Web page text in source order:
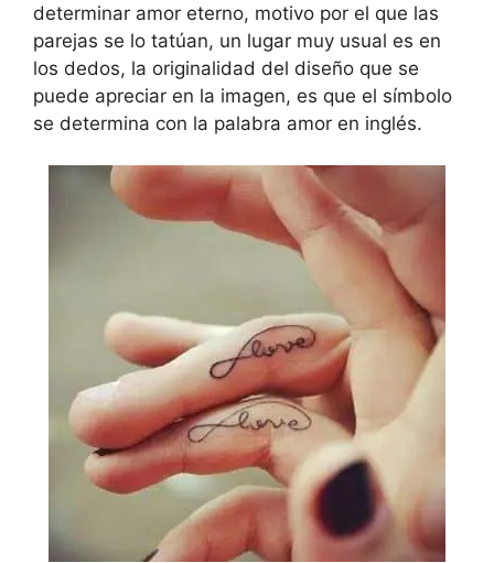
determinar amor eterno, motivo por el que las
parejas se lo tatúan, un lugar muy usual es en
los dedos, la originalidad del diseño que se
puede apreciar en la imagen, es que el símbolo
se determina con la palabra amor en inglés.